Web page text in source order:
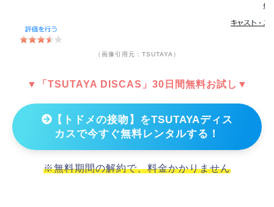
（画像引用元：TSUTAYA）
▼「TSUTAYA DISCAS」30日間無料お試し▼
【トドメの接吻】をTSUTAYAディス
カスで今すぐ無料レンタルする！
※無料期間の解約で、料金かかりません